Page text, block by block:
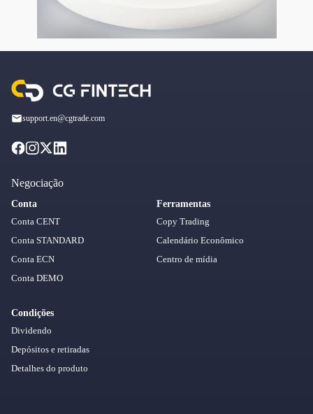
support.en@cgtrade.com
Negociação
Conta
Conta CENT
Conta STANDARD
Conta ECN
Conta DEMO
Condições
Dividendo
Depósitos e retiradas
Detalhes do produto
Ferramentas
Copy Trading
Calendário Econômico
Centro de mídia